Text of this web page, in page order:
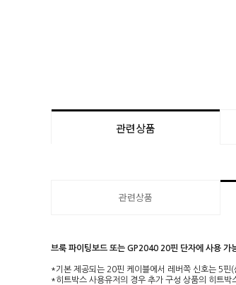
관련상품
관련상품
브룩 파이팅보드 또는 GP2040 20핀 단자에 사용 가
*기본 제공되는 20핀 케이블에서 레버쪽 신호는 5핀
*히트박스 사용유저의 경우 추가 구성 상품의 히트박